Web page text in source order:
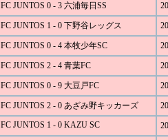
FC JUNTOS 0 - 3 六浦毎日SS
FC JUNTOS 1 - 0 下野谷レッグス
FC JUNTOS 0 - 4 本牧少年SC
FC JUNTOS 2 - 4 青葉FC
FC JUNTOS 0 - 9 大豆戸FC
FC JUNTOS 2 - 0 あざみ野キッカーズ
FC JUNTOS 1 - 0 KAZU SC